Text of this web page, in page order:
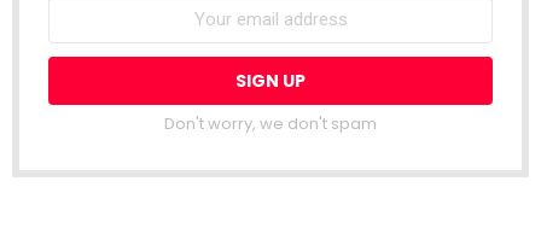
Don't worry, we don't spam